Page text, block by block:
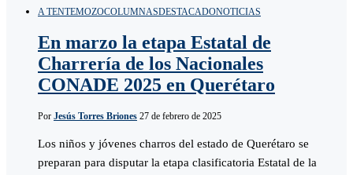
A TENTEMOZOCOLUMNASDESTACADONOTICIAS
En marzo la etapa Estatal de
Charrería de los Nacionales
CONADE 2025 en Querétaro
Por Jesús Torres Briones 27 de febrero de 2025
Los niños y jóvenes charros del estado de Querétaro se
preparan para disputar la etapa clasificatoria Estatal de la